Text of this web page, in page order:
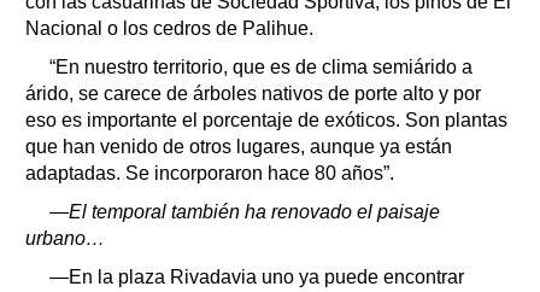
Nacional o los cedros de Palihue.
“En nuestro territorio, que es de clima semiárido a
árido, se carece de árboles nativos de porte alto y por
eso es importante el porcentaje de exóticos. Son plantas
que han venido de otros lugares, aunque ya están
adaptadas. Se incorporaron hace 80 años”.
—El temporal también ha renovado el paisaje
urbano…
—En la plaza Rivadavia uno ya puede encontrar